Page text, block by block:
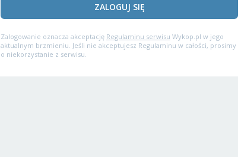
ZALOGUJ SIĘ
Zalogowanie oznacza akceptację Regulaminu serwisu Wykop.pl w jego
aktualnym brzmieniu. Jeśli nie akceptujesz Regulaminu w całości, prosimy
o niekorzystanie z serwisu.